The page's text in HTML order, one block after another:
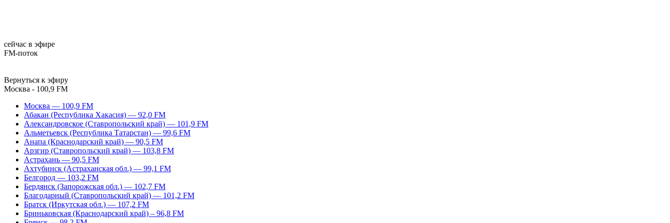
сейчас в эфире
FM-поток
Вернуться к эфиру
Москва - 100,9 FM
Москва — 100,9 FM
Абакан (Республика Хакасия) — 92,0 FM
Александровское (Ставропольский край) — 101,9 FM
Альметьевск (Республика Татарстан) — 99,6 FM
Анапа (Краснодарский край) — 90,5 FM
Арзгир (Ставропольский край) — 103,8 FM
Астрахань — 90,5 FM
Ахтубинск (Астраханская обл.) — 99,1 FM
Белгород — 103,2 FM
Бердянск (Запорожская обл.) — 102,7 FM
Благодарный (Ставропольский край) — 101,2 FM
Братск (Иркутская обл.) — 107,2 FM
Бриньковская (Краснодарский край) – 96,8 FM